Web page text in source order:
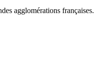
agglomérations françaises.